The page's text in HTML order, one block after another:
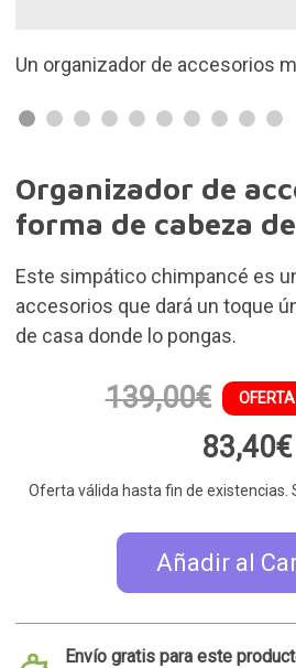
original Tiene forma
Organizador de
forma de cabeza
Este simpático chimpancé es
accesorios que dará un toque
de casa donde lo pongas.
139,00€ OFERTA
83,40€
Oferta válida hasta fin de existencias.
Añadir al
Envío gratis para este